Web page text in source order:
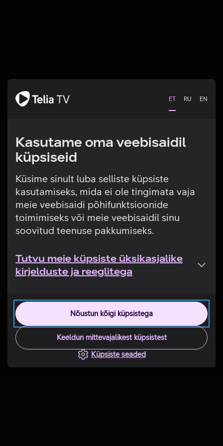
ET RU EN
Kasutame oma veebisaidil
küpsiseid
Küsime sinult luba selliste küpsiste
kasutamiseks, mida ei ole tingimata vaja
meie veebisaidi põhifunktsioonide
toimimiseks või meie veebisaidil sinu
soovitud teenuse pakkumiseks.
Tutvu meie küpsiste üksikasjalike
kirjelduste ja reeglitega
Nõustun kõigi küpsistega
Keeldun mittevajalikest küpsistest
Küpsiste seaded
Tehniline viga